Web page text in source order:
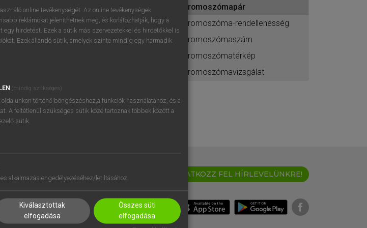
próbaverziójának elindításához
regisztrálok ésbelépek.
REGISZTRÁCIÓ
kromoszómapár
kromoszóma-rendellenesség
kromoszómaszám
kromoszómatérkép
kromoszómavizsgálat
IRATKOZZ FEL HÍRLEVELÜNKRE!
online tevékenységét. Az online tevékenységek
reklámokat jeleníthetnek meg, és korlátozhatják, hogy a
egy hirdetést. Ezek a sütik más szervezetekkel és hirdetőkkel is
Ezek állandó sütik, amelyek szinte mindig egy harmadik
(mindig szükséges)
történő böngészéshez,a funkciók használatához, és a
A feltétlenül szükséges sütik közé tartoznak többek között a
sütik.
alkalmazás engedélyezéséhez/letiltásához.
Kiválasztottak
elfogadása
Összes süti
elfogadása